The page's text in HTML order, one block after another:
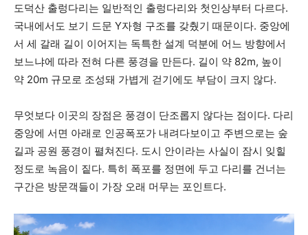
도덕산 출렁다리는 일반적인 출렁다리와 첫인상부터 다르다.
국내에서도 보기 드문 Y자형 구조를 갖췄기 때문이다. 중앙에
서 세 갈래 길이 이어지는 독특한 설계 덕분에 어느 방향에서
보느냐에 따라 전혀 다른 풍경을 만든다. 길이 약 82m, 높이
약 20m 규모로 조성돼 가볍게 걷기에도 부담이 크지 않다.
무엇보다 이곳의 장점은 풍경이 단조롭지 않다는 점이다. 다리
중앙에 서면 아래로 인공폭포가 내려다보이고 주변으로는 숲
길과 공원 풍경이 펼쳐진다. 도시 안이라는 사실이 잠시 잊힐
정도로 녹음이 짙다. 특히 폭포를 정면에 두고 다리를 건너는
구간은 방문객들이 가장 오래 머무는 포인트다.